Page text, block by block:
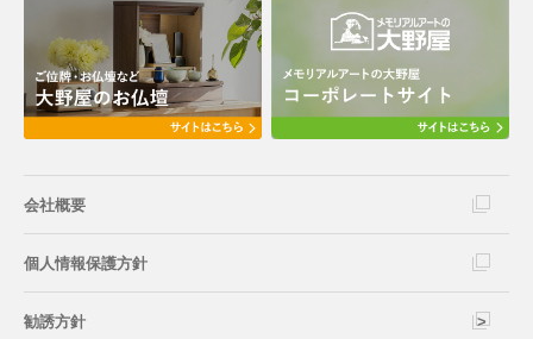
会社概要
個人情報保護方針
勧誘方針